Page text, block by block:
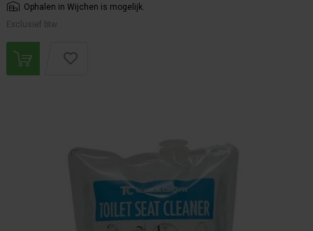
Ophalen in Wijchen is mogelijk.
Exclusief btw.